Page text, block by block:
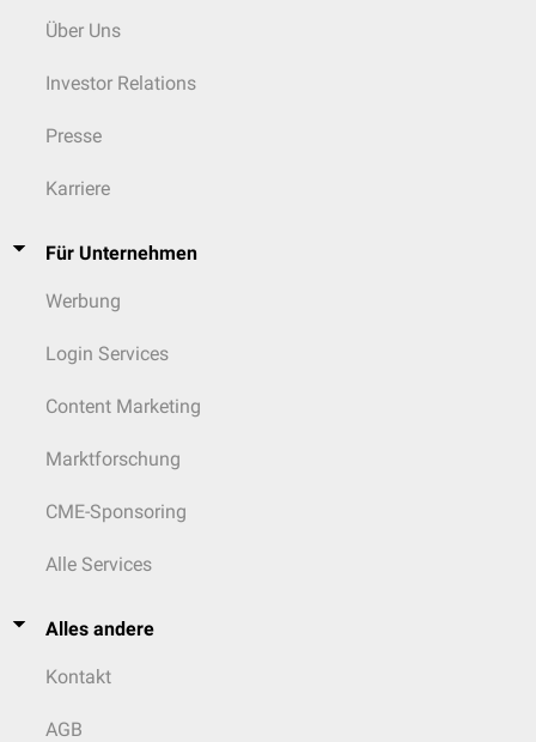
Über Uns
Investor Relations
Presse
Karriere
Für Unternehmen
Werbung
Login Services
Content Marketing
Marktforschung
CME-Sponsoring
Alle Services
Alles andere
Kontakt
AGB